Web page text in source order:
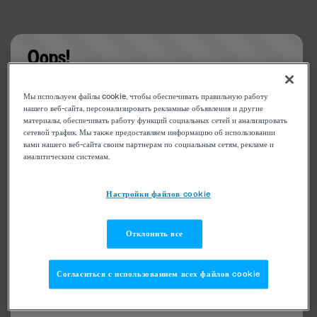
Oops!
Something went wrong. Please try refreshing the
app
Мы используем файлы cookie, чтобы обеспечивать правильную работу
нашего веб-сайта, персонализировать рекламные объявления и другие
материалы, обеспечивать работу функций социальных сетей и анализировать
сетевой трафик. Мы также предоставляем информацию об использовании
вами нашего веб-сайта своим партнерам по социальным сетям, рекламе и
аналитическим системам.
Настройки файлов cookie
Отклонить все
Согласиться с использованием всех файлов cookie